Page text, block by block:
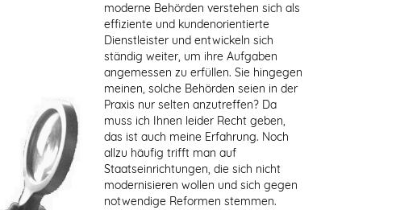
moderne Behörden verstehen sich als
effiziente und kundenorientierte
Dienstleister und entwickeln sich
ständig weiter, um ihre Aufgaben
angemessen zu erfüllen. Sie hingegen
meinen, solche Behörden seien in der
Praxis nur selten anzutreffen? Da
muss ich Ihnen leider Recht geben,
das ist auch meine Erfahrung. Noch
allzu häufig trifft man auf
Staatseinrichtungen, die sich nicht
modernisieren wollen und sich gegen
notwendige Reformen stemmen.